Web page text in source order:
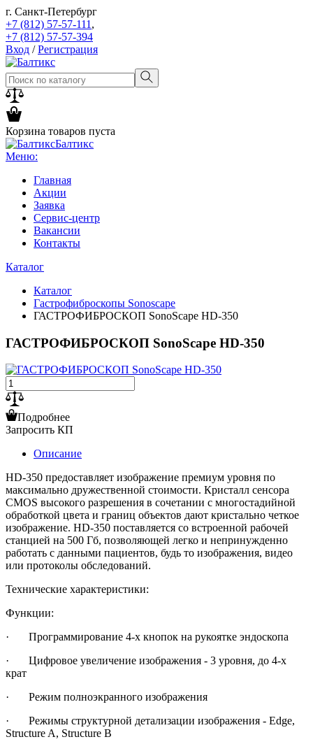
г. Санкт-Петербург
+7 (812) 57-57-111 ,
+7 (812) 57-57-394
Вход /Регистрация
Корзина товаров пуста
Балтикс
Меню:
Главная
Акции
Заявка
Сервис-центр
Вакансии
Контакты
Каталог
Каталог
Гастрофиброскопы Sonoscape
ГАСТРОФИБРОСКОП SonoScape HD-350
ГАСТРОФИБРОСКОП SonoScape HD-350
Подробнее
Запросить КП
Описание
HD-350 предоставляет изображение премиум уровня по
максимально дружественной стоимости. Кристалл сенсора
CMOS высокого разрешения в сочетании с многостадийной
обработкой цвета и границ объектов дают кристально четкое
изображение. HD-350 поставляется со встроенной рабочей
станцией на 500 Гб, позволяющей легко и непринужденно
работать с данными пациентов, будь то изображения, видео
или протоколы обследований.
Технические характеристики:
Функции:
· Программирование 4-х кнопок на рукоятке эндоскопа
· Цифровое увеличение изображения - 3 уровня, до 4-х
крат
· Режим полноэкранного изображения
· Режимы структурной детализации изображения - Edge,
Structure A, Structure B